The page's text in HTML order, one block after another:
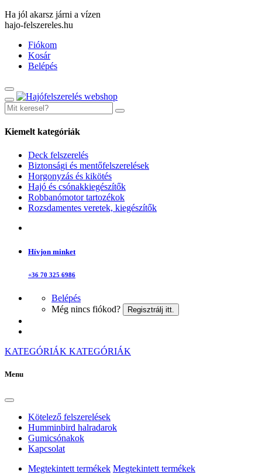
Ha jól akarsz járni a vízen
hajo-felszereles.hu
Fiókom
Kosár
Belépés
Kiemelt kategóriák
Deck felszerelés
Biztonsági és mentőfelszerelések
Horgonyzás és kikötés
Hajó és csónakkiegészítők
Robbanómotor tartozékok
Rozsdamentes veretek, kiegészítők
Hívjon minket
+36 70 325 6986
Belépés
Még nincs fiókod?
Regisztrálj itt.
KATEGÓRIÁK KATEGÓRIÁK
Menu
Kötelező felszerelések
Humminbird halradarok
Gumicsónakok
Kapcsolat
Megtekintett termékek Megtekintett termékek